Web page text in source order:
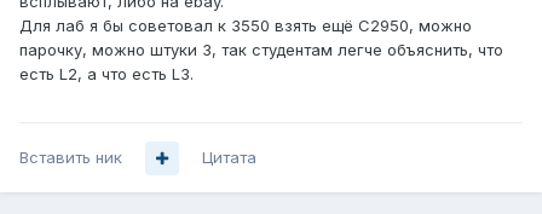
Для лаб я бы советовал к 3550 взять ещё C2950, можно
парочку, можно штуки 3, так студентам легче объяснить, что
есть L2, а что есть L3.
Вставить ник Цитата